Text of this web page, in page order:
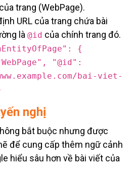
trang (WebPage).
URL của trang chứa bài
là @id của chính trang đó.
{
"@id":
bai-viet-
nghị
bắt buộc nhưng được
để cung cấp thêm ngữ cảnh
hiểu sâu hơn về bài viết của